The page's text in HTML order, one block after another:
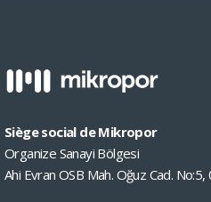
Siège social de Mikropor
Organize Sanayi Bölgesi
Ahi Evran OSB Mah. Oğuz Cad.